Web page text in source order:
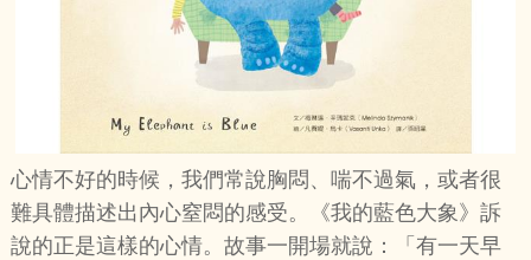
心情不好的時候，我們常說胸悶、喘不過氣，或者很
難具體描述出內心窒悶的感受。《我的藍色大象》訴
說的正是這樣的心情。故事一開場就說：「有一天早